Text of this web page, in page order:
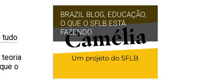
tudo
teoria
o
BRAZIL BLOG, EDUCAÇÃO,
O QUE O SFLB ESTÁ
FAZENDO